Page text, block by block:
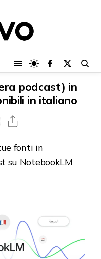
podcast) in
in italiano
fonti in
su NotebookLM